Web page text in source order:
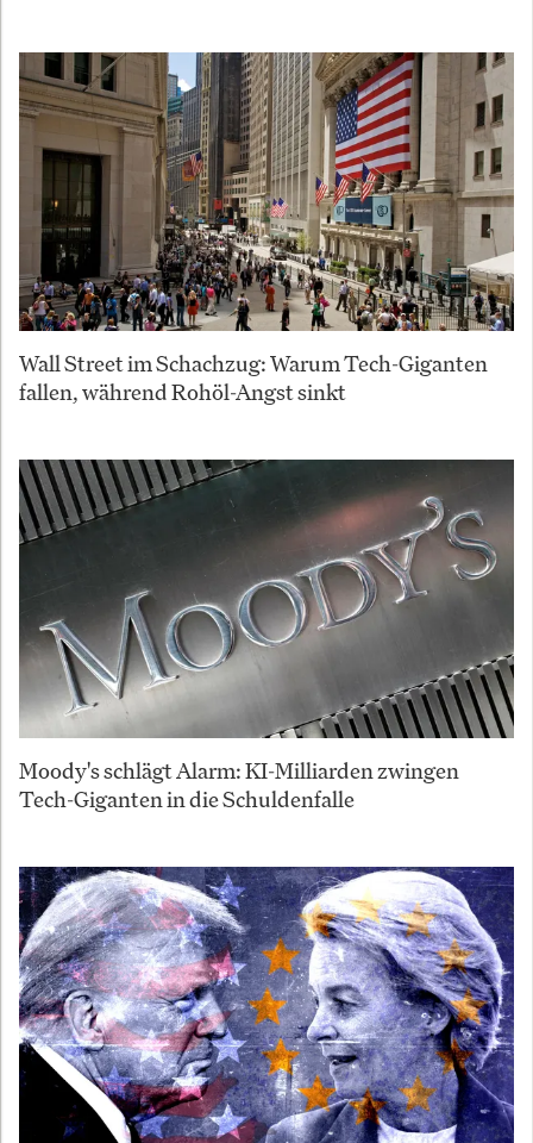
Wall Street im Schachzug: Warum Tech-Giganten
fallen, während Rohöl-Angst sinkt
Moody's schlägt Alarm: KI-Milliarden zwingen
Tech-Giganten in die Schuldenfalle